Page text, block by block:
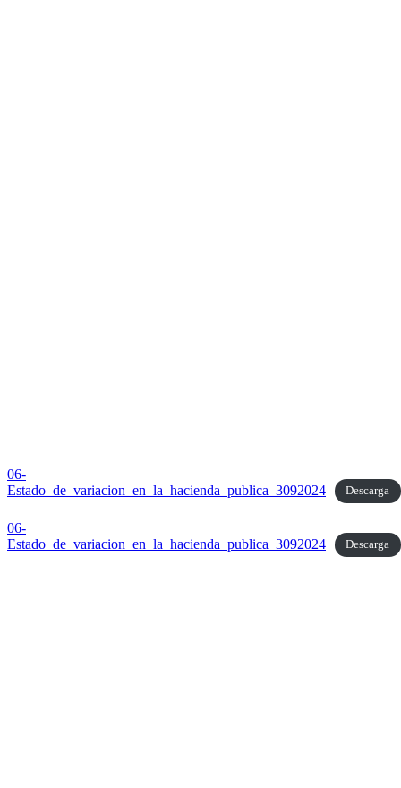
06-
Estado_de_variacion_en_la_hacienda_publica_3092024
Descarga
06-
Estado_de_variacion_en_la_hacienda_publica_3092024
Descarga